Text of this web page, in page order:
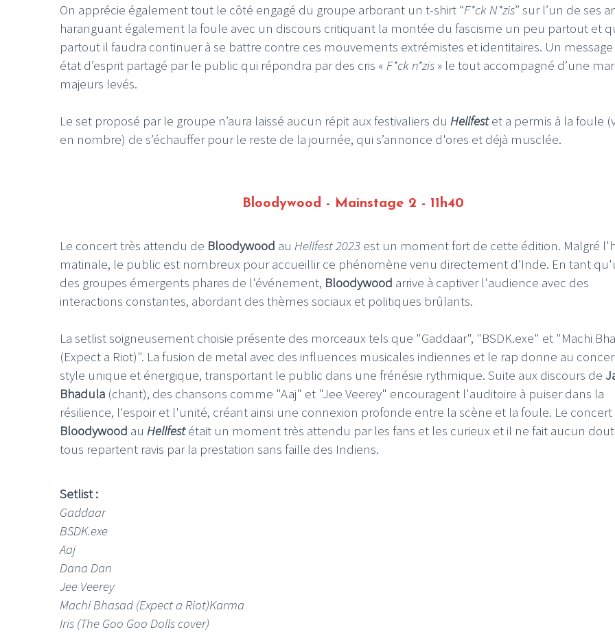
On apprécie également tout le côté engagé du groupe arborant un t-shirt “F*ck N*zis” sur l’un de ses
haranguant également la foule avec un discours critiquant la montée du fascisme un peu partout et
partout il faudra continuer à se battre contre ces mouvements extrémistes et identitaires. Un
état d’esprit partagé par le public qui répondra par des cris « F*ck n*zis » le tout accompagné d’une
majeurs levés.
Le set proposé par le groupe n’aura laissé aucun répit aux festivaliers du Hellfestet a permis à la foule
en nombre) de s’échauffer pour le reste de la journée, qui s’annonce d'ores et déjà musclée.
Bloodywood - Mainstage 2 - 11h40
Le concert très attendu de Bloodywood au Hellfest2023 est un moment fort de cette édition. Malgré
matinale, le public est nombreux pour accueillir ce phénomène venu directement d’Inde. En tant
des groupes émergents phares de l'événement, Bloodywood arrive à captiver l'audience avec des
interactions constantes, abordant des thèmes sociaux et politiques brûlants.
La setlist soigneusement choisie présente des morceaux tels que "Gaddaar", "BSDK.exe" et "Machi
(Expect a Riot)". La fusion de metal avec des influences musicales indiennes et le rap donne au
style unique et énergique, transportant le public dans une frénésie rythmique. Suite aux discours de
Bhadula (chant), des chansons comme "Aaj" et "Jee Veerey" encouragent l'auditoire à puiser dans la
résilience, l'espoir et l'unité, créant ainsi une connexion profonde entre la scène et la foule. Le
Bloodywood au Hellfestétait un moment très attendu par les fans et les curieux et il ne fait aucun
tous repartent ravis par la prestation sans faille des Indiens.
Setlist :
Gaddaar
BSDK.exe
Aaj
Dana Dan
Jee Veerey
Machi Bhasad (Expect a Riot)Karma
Iris (The Goo Goo Dolls cover)